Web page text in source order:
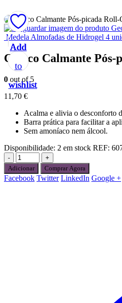
Medela Almofadas de Hidrogel 4
Chicco Calmante
0 out of 5
11,70 €
Acalma e alivia o desconforto
Barra prática para facilitar a
Sem amoníaco nem álcool.
Disponibilidade: 2 em stock REF:
-
+
Adicionar
Comprar Agora
Facebook Twitter LinkedIn Google +
Add
to
wishlist
Add
to
wishlist
Add
to
wishlist
Add
to
wishlist
Add
to
wishlist